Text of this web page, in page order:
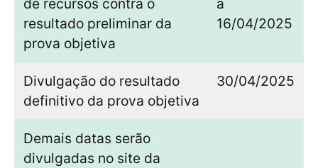
de recursos contra o
resultado preliminar da
prova objetiva
a
16/04/2025
Divulgação do resultado
definitivo da prova objetiva
30/04/2025
Demais datas serão
divulgadas no site da